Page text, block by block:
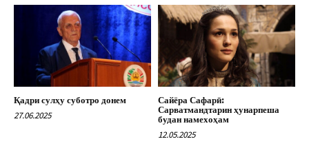
Қадри сулҳу суботро донем
27.06.2025
Сайёра Сафарӣ:
Сарватмандтарин ҳунарпеша
будан намехоҳам
12.05.2025